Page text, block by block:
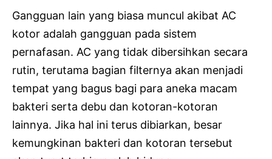
Gangguan lain yang biasa muncul akibat AC
kotor adalah gangguan pada sistem
pernafasan. AC yang tidak dibersihkan secara
rutin, terutama bagian filternya akan menjadi
tempat yang bagus bagi para aneka macam
bakteri serta debu dan kotoran-kotoran
lainnya. Jika hal ini terus dibiarkan, besar
kemungkinan bakteri dan kotoran tersebut